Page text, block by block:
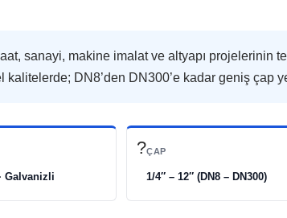
sanayi, makine imalat ve altyapı projelerinin
kalitelerde; DN8’den DN300’e kadar geniş çap
Galvanizli
?ÇAP
1/4″ – 12″ (DN8 – DN300)